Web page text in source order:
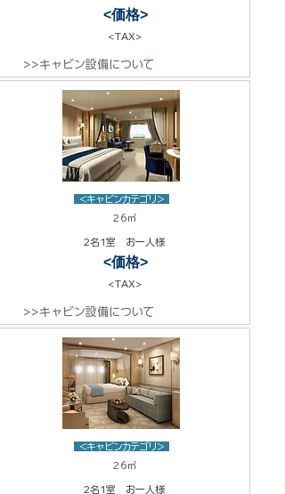
<価格>
<TAX>
>>キャビン設備について
<キャビンカテゴリ>
26㎡
2名1室 お一人様
<価格>
<TAX>
>>キャビン設備について
<キャビンカテゴリ>
26㎡
2名1室 お一人様